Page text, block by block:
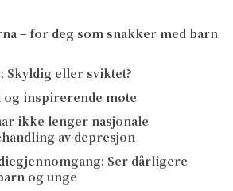
– for deg som snakker med barn
Skyldig eller sviktet?
og inspirerende møte
ikke lenger nasjonale
av depresjon
Ser dårligere
og unge